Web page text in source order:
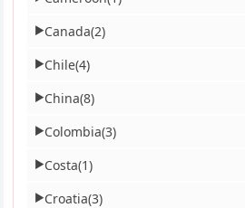
▶Canada(2)
▶Chile(4)
▶China(8)
▶Colombia(3)
▶Costa(1)
▶Croatia(3)